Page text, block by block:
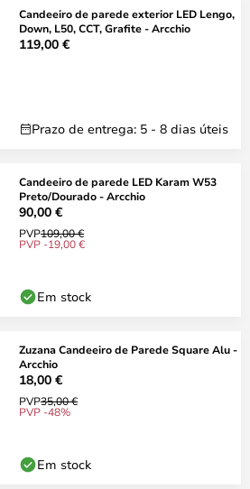
Candeeiro de parede exterior LED Lengo,
Down, L50, CCT, Grafite - Arcchio
119,00 €
Prazo de entrega: 5 - 8 dias úteis
Candeeiro de parede LED Karam W53
Preto/Dourado - Arcchio
90,00 €
PVP109,00 €
PVP -19,00 €
Em stock
Zuzana Candeeiro de Parede Square Alu -
Arcchio
18,00 €
PVP35,00 €
PVP -48%
Em stock